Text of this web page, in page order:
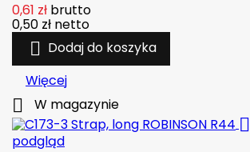
0,61 zł brutto
0,50 zł netto
 Dodaj do koszyka
Więcej
 W magazynie

podgląd